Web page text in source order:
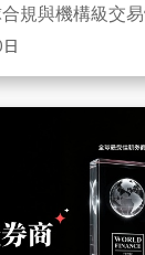
規與機構級交
點。公司持多監